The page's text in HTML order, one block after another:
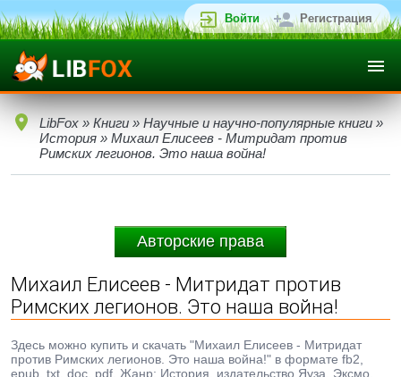
Войти Регистрация
LibFox » Книги » Научные и научно-популярные книги »
История » Михаил Елисеев - Митридат против
Римских легионов. Это наша война!
Авторские права
Михаил Елисеев - Митридат против
Римских легионов. Это наша война!
Здесь можно купить и скачать "Михаил Елисеев - Митридат
против Римских легионов. Это наша война!" в формате fb2,
epub, txt, doc, pdf. Жанр: История, издательство Яуза, Эксмо,